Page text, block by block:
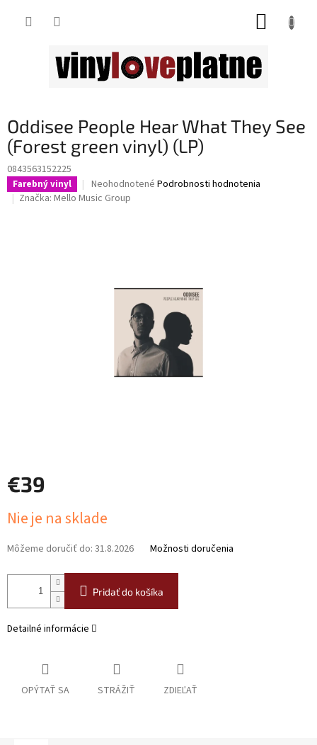
Oddisee People Hear What They See
(Forest green vinyl) (LP)
0843563152225
Farebný vinyl
Priemerné
hodnotenie
Neohodnotené Podrobnosti hodnotenia
Značka: Mello Music Group
€39
cena:
Nie je na sklade
Môžeme doručiť do: 31.8.2026 Možnosti doručenia
Pridať do košíka
Detailné informácie
OPÝTAŤ SA STRÁŽIŤ ZDIEĽAŤ